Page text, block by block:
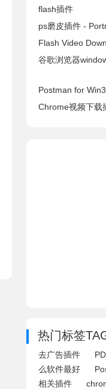
flash插件
ps磨皮插件 -
Flash Video
谷歌浏览器
Postman for
Chrome视频下载
热门标签
去广告插件
么软件最好
相关插件